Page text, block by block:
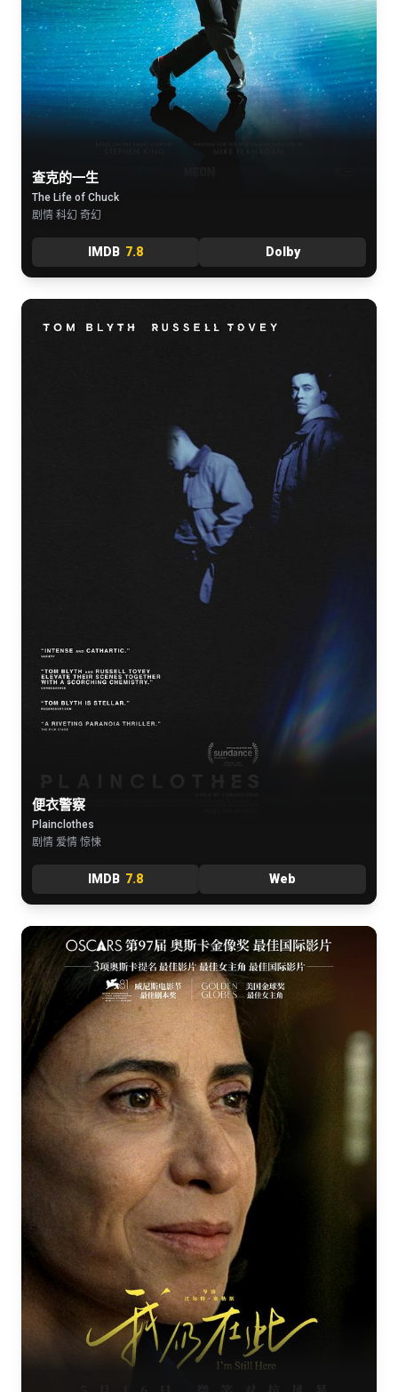
查克的一生
The Life of Chuck
剧情 科幻 奇幻
IMDB 7.8 Dolby
便衣警察
Plainclothes
剧情 爱情 惊悚
IMDB 7.8 Web